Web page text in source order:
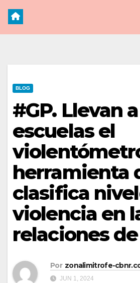
BLOG
#GP. Llevan
escuelas el
herramienta
clasifica
violencia en
relaciones
Por zonalimitrofe-
JUN 1, 2024